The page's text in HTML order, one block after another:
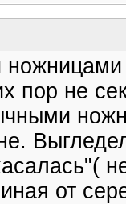
пор не
от